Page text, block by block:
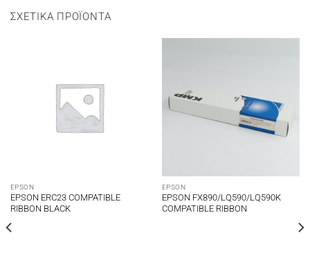
ΣΧΕΤΙΚΆ ΠΡΟΪΌΝΤΑ
EPSON
EPSON ERC23 COMPATIBLE
RIBBON BLACK
EPSON
EPSON FX890/LQ590/LQ590K
COMPATIBLE RIBBON